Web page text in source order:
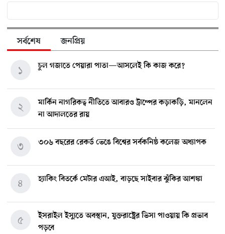
সর্বশেষ জনপ্রিয়
চুল গজাতে পেয়ারা পাতা—আসলেই কি কাজ করে?
১
মার্কিন নাগরিকত্ব নীতিতে আবারও ট্রাম্পের কড়াকড়ি, মানলেন
না আদালতের রায়
২
৩০৬ বছরের রেকর্ড ভেঙে বিশ্বের সর্বকনিষ্ঠ কলেজ অধ্যাপক
৩
হ্যাকিং বিতর্কে মেটার এআই, বাড়ছে সাইবার ঝুঁকির আশঙ্কা
৪
ইসরাইল ইস্যুতে অবস্থান, যুক্তরাষ্ট্রের ভিসা পাওয়ায় কি প্রভাব
পড়বে
৫